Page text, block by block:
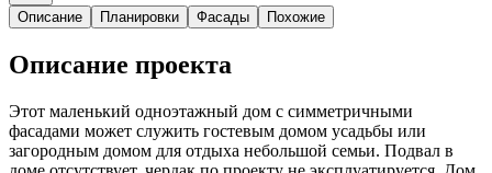
Описание Планировки Фасады Похожие
Описание проекта
Этот маленький одноэтажный дом с симметричными
фасадами может служить гостевым домом усадьбы или
загородным домом для отдыха небольшой семьи. Подвал в